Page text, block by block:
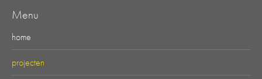
opens
in
new
window
opens
new
window
newnewnew
Menu
home
projecten